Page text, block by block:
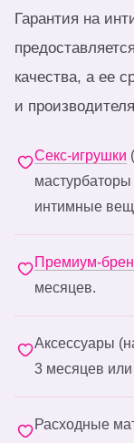
Гарантия на
качества, а ее
и
Секс-игрушки
мастурбаторы
интимные
Премиум-
месяцев.
Аксессуары
3 месяцев или
Расходные